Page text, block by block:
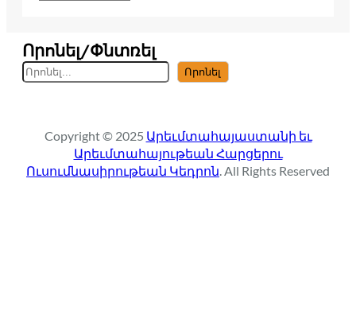
Որոնել/Փնտռել
S
e
c
h
Որոնել
Copyright © 2025 Արեւմտահայաստանի եւ
Արեւմտահայութեան Հարցերու
Ուսումնասիրութեան Կեդրոն . All Rights Reserved